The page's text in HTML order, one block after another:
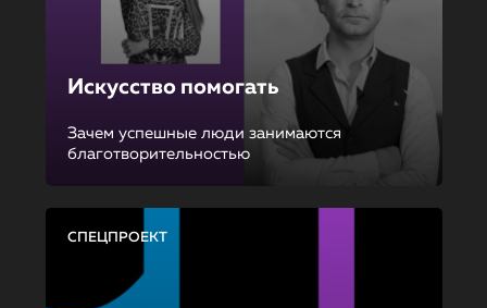
Искусство помогать
Зачем успешные люди занимаются
благотворительностью
СПЕЦПРОЕКТ